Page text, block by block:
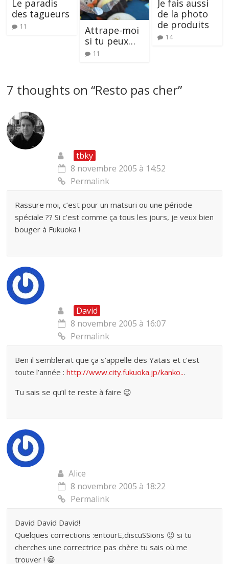
Le paradis
des tagueurs
11
Attrape-moi
si tu peux…
11
Je fais aussi
de la photo
de produits
14
7 thoughts on “Resto pas cher”
tbky
8 novembre 2005 à 14:52
Permalink
Rassure moi, c’est pour un matsuri ou une période
spéciale ?? Si c’est comme ça tous les jours, je veux bien
bouger à Fukuoka !
David
8 novembre 2005 à 16:07
Permalink
Ben il semblerait que ça s’appelle des Yatais et c’est
toute l’année :http://www.city.fukuoka.jp/kanko...
Tu sais se qu’il te reste à faire 😉
Alice
8 novembre 2005 à 18:22
Permalink
David David David!
Quelques corrections :entourE,discuSSions 😉 si tu
cherches une correctrice pas chère tu sais où me
trouver ! 😀